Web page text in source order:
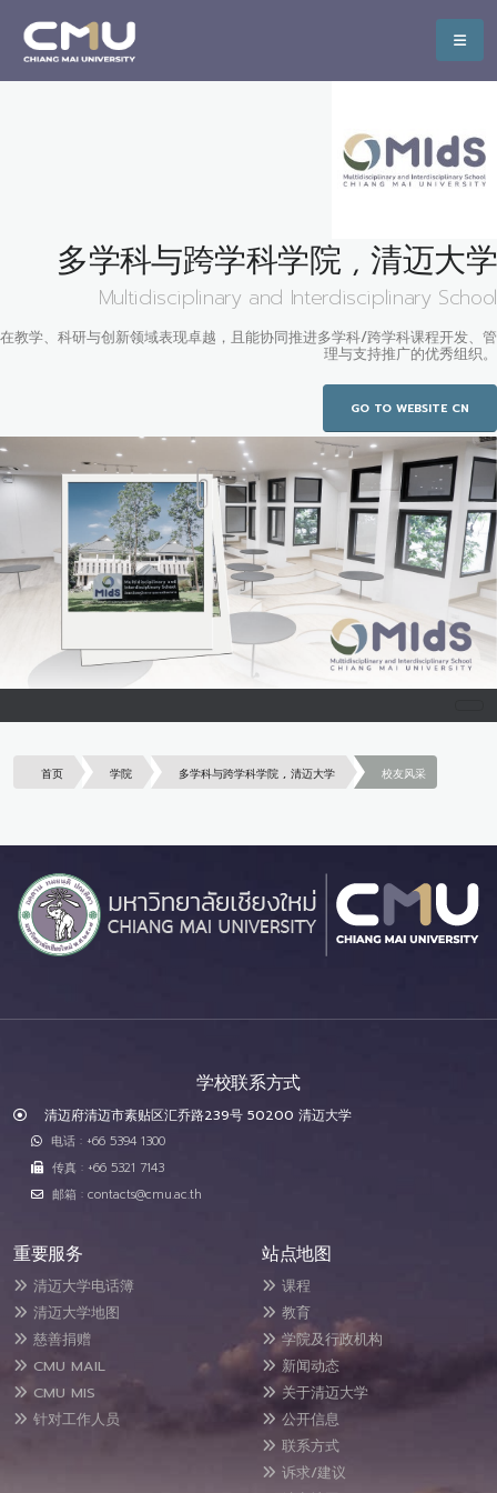
多学科与跨学科学院 , 清迈大学
Multidisciplinary and Interdisciplinary School
在教学、科研与创新领域表现卓越，且能协同推进多学科/跨学科课程开发、管
理与支持推广的优秀组织。
GO TO WEBSITE CN
首页 学院 多学科与跨学科学院 , 清迈大学 校友风采
学校联系方式
清迈府清迈市素贴区汇乔路239号 50200 清迈大学
电话 : +66 5394 1300
传真 : +66 5321 7143
邮箱 : contacts@cmu.ac.th
重要服务
清迈大学电话簿
清迈大学地图
慈善捐赠
CMU MAIL
CMU MIS
针对工作人员
站点地图
课程
教育
学院及行政机构
新闻动态
关于清迈大学
公开信息
联系方式
诉求/建议